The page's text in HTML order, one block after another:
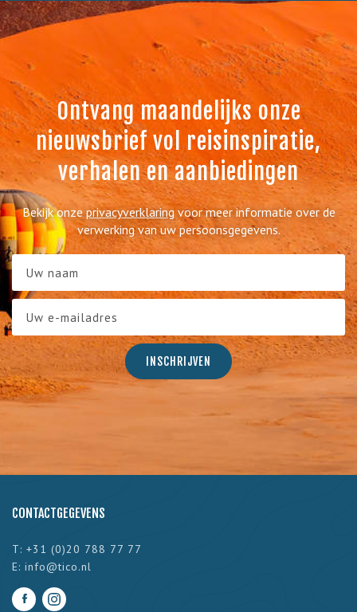
Ontvang maandelijks onze
nieuwsbrief vol reisinspiratie,
verhalen en aanbiedingen
Bekijk onzeprivacyverklaringvoor meer informatie over de
verwerking van uw persoonsgegevens.
CONTACTGEGEVENS
T: +31 (0)20 788 77 77
E: info@tico.nl